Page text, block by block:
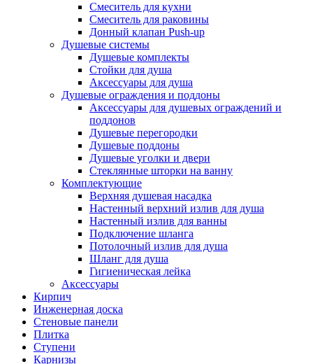
Смеситель для кухни
Смеситель для раковины
Донный клапан Push-up
Душевые системы
Душевые комплекты
Стойки для душа
Аксессуары для душа
Душевые ограждения и поддоны
Аксессуары для душевых ограждений и
поддонов
Душевые перегородки
Душевые поддоны
Душевые уголки и двери
Стеклянные шторки на ванну
Комплектующие
Верхняя душевая насадка
Настенный верхний излив для душа
Настенный излив для ванны
Подключение шланга
Потолочный излив для душа
Шланг для душа
Гигиеническая лейка
Аксессуары
Кирпич
Инженерная доска
Стеновые панели
Плитка
Ступени
Карнизы